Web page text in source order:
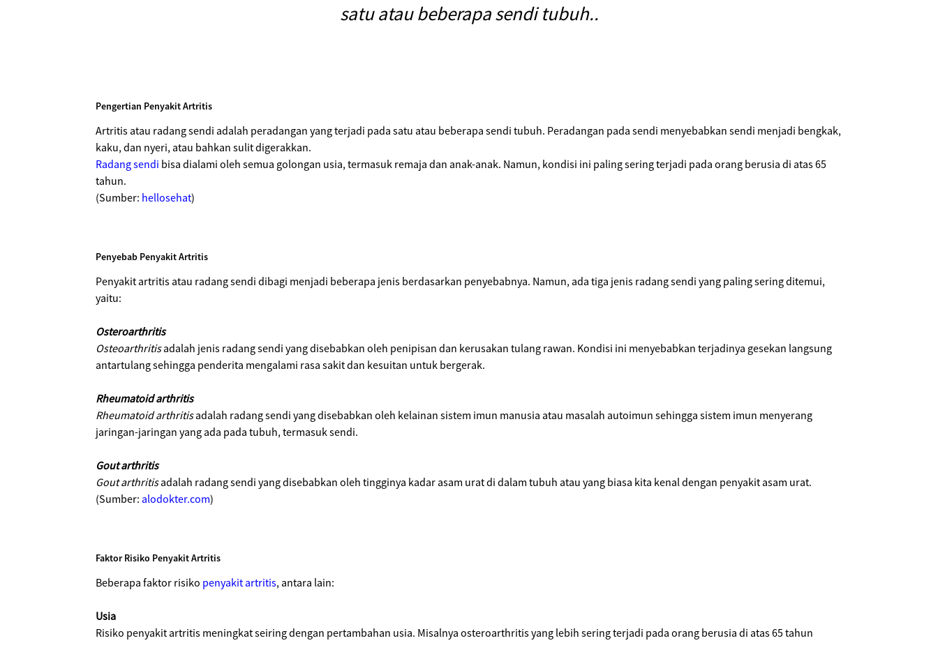
satu atau beberapa sendi tubuh..
Pengertian Penyakit Artritis
Artritis atau radang sendi adalah peradangan yang terjadi pada satu atau beberapa sendi tubuh. Peradangan pada sendi menyebabkan sendi menjadi bengkak,
kaku, dan nyeri, atau bahkan sulit digerakkan.
Radang sendi bisa dialami oleh semua golongan usia, termasuk remaja dan anak-anak. Namun, kondisi ini paling sering terjadi pada orang berusia di atas 65
tahun.
(Sumber: hellosehat)
Penyebab Penyakit Artritis
Penyakit artritis atau radang sendi dibagi menjadi beberapa jenis berdasarkan penyebabnya. Namun, ada tiga jenis radang sendi yang paling sering ditemui,
yaitu:
Osteroarthritis
Osteoarthritisadalah jenis radang sendi yang disebabkan oleh penipisan dan kerusakan tulang rawan. Kondisi ini menyebabkan terjadinya gesekan langsung
antartulang sehingga penderita mengalami rasa sakit dan kesuitan untuk bergerak.
Rheumatoid arthritis
Rheumatoid arthritisadalah radang sendi yang disebabkan oleh kelainan sistem imun manusia atau masalah autoimun sehingga sistem imun menyerang
jaringan-jaringan yang ada pada tubuh, termasuk sendi.
Gout arthritis
Gout arthritisadalah radang sendi yang disebabkan oleh tingginya kadar asam urat di dalam tubuh atau yang biasa kita kenal dengan penyakit asam urat.
(Sumber: alodokter.com)
Faktor Risiko Penyakit Artritis
Beberapa faktor risiko penyakit artritis, antara lain:
Usia
Risiko penyakit artritis meningkat seiring dengan pertambahan usia. Misalnya osteroarthritis yang lebih sering terjadi pada orang berusia di atas 65 tahun